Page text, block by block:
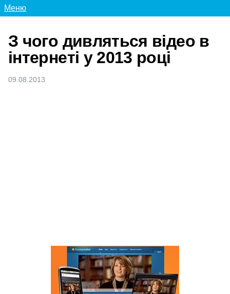
Меню
З чого дивляться відео в
інтернеті у 2013 році
09.08.2013